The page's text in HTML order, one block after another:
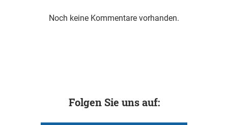
Noch keine Kommentare vorhanden.
Folgen Sie uns auf: